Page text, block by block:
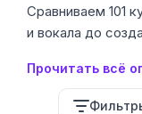
Сравниваем 101
и вокала до
46 282 ₽.
до годовых
Прочитать всё